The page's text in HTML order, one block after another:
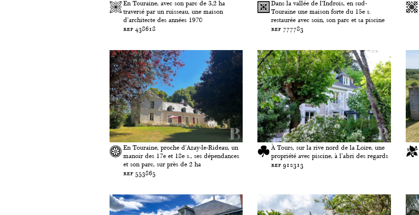
En Touraine, avec son parc de 3,2 ha
traversé par un ruisseau, une maison
d'architecte des années 1970
ref 438618
Dans la vallée de l’Indrois, en sud-
Touraine une maison forte du 15e s.
restaurée avec soin, son parc et sa piscine
ref 777783
En Touraine, proche d'Azay-le-Rideau, un
manoir des 17e et 18e s., ses dépendances
et son parc, sur près de 2 ha
ref 553865
À Tours, sur la rive nord de la Loire, une
propriété avec piscine, à l'abri des regards
ref 912313